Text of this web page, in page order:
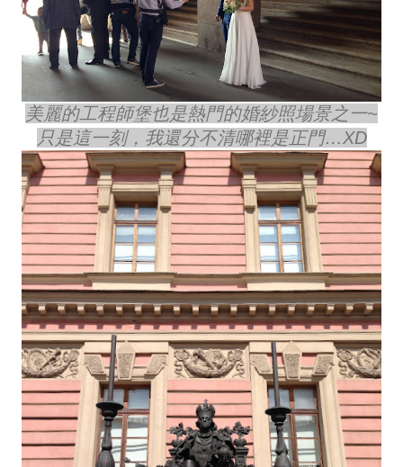
美麗的工程師堡也是熱門的婚紗照場景之一~
只是這一刻，我還分不清哪裡是正門…XD